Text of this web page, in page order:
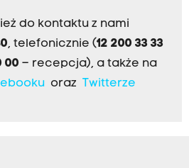
do kontaktu z nami
, telefonicznie (12 200 33 33
00 – recepcja), a także na
oraz Twitterze